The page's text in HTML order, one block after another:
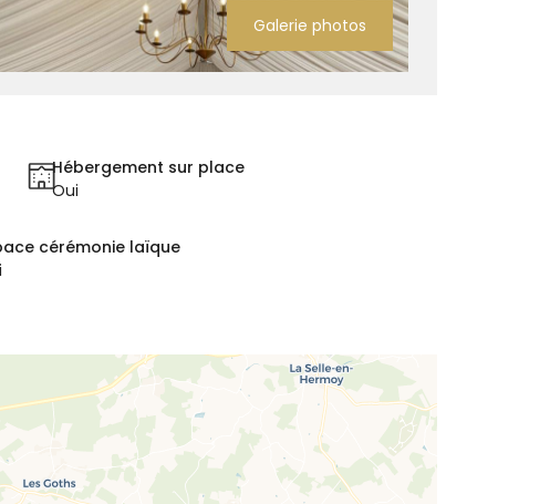
Galerie photos
Hébergement sur place
Oui
cérémonie laïque